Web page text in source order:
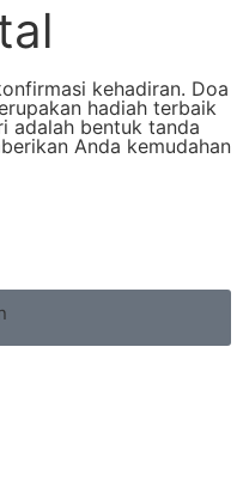
kehadiran. Doa
hadiah terbaik
adalah bentuk tanda
Anda kemudahan